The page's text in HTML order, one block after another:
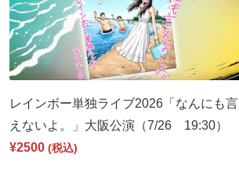
レインボー単独ライブ2026「なんにも言
えないよ。」大阪公演（7/26 19:30）
¥2500 (税込)